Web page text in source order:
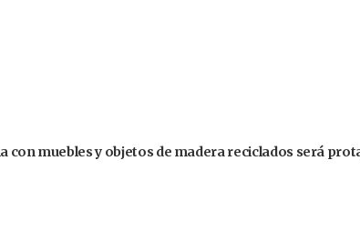
con muebles y objetos de madera reciclados será